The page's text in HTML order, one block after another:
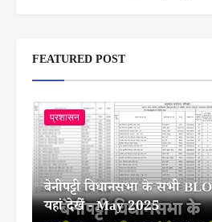
FEATURED POST
प्रशासन
बेनीपट्टी विधानसभा के सभी
यहां देखें - May 2025